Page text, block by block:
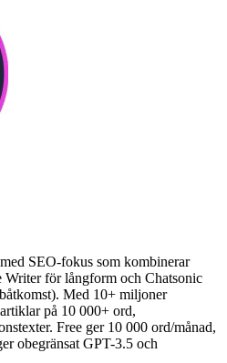
SEO-fokus som kombinerar
för långform och Chatsonic
Med 10+ miljoner
på 10 000+ ord,
Free ger 10 000 ord/månad,
obegränsat GPT-3.5 och